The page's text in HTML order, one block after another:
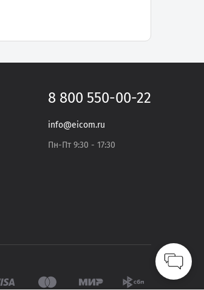
8 800 550-00-22
info@eicom.ru
Пн-Пт 9:30 - 17:30